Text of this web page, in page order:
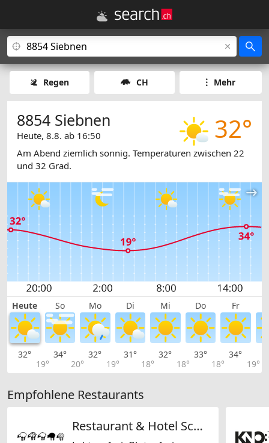
Regen CH Mehr
32°
8854 Siebnen
Heute, 8.8. ab 16:50
Am Abend ziemlich sonnig. Temperaturen zwischen 22
und 32 Grad.
Heute So Mo Di Mi Do Fr
32°
19°
34°
20°
32°
19°
31°
18°
32°
18°
33°
18°
34°
19°
Empfohlene Restaurants
Restaurant & Hotel Schäfli